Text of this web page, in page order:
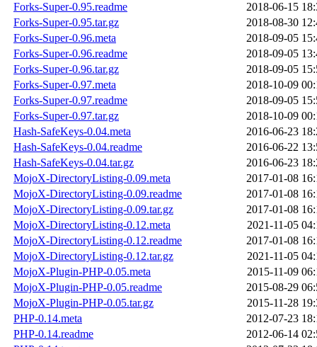
Forks-Super-0.95.readme
2018-06-15
Forks-Super-0.95.tar.gz
2018-08-30
Forks-Super-0.96.meta
2018-09-05
Forks-Super-0.96.readme
2018-09-05
Forks-Super-0.96.tar.gz
2018-09-05
Forks-Super-0.97.meta
2018-10-09
Forks-Super-0.97.readme
2018-09-05
Forks-Super-0.97.tar.gz
2018-10-09
Hash-SafeKeys-0.04.meta
2016-06-23
Hash-SafeKeys-0.04.readme
2016-06-22
Hash-SafeKeys-0.04.tar.gz
2016-06-23
MojoX-DirectoryListing-0.09.meta
2017-01-08
MojoX-DirectoryListing-0.09.readme
2017-01-08
MojoX-DirectoryListing-0.09.tar.gz
2017-01-08
MojoX-DirectoryListing-0.12.meta
2021-11-05
MojoX-DirectoryListing-0.12.readme
2017-01-08
MojoX-DirectoryListing-0.12.tar.gz
2021-11-05
MojoX-Plugin-PHP-0.05.meta
2015-11-09
MojoX-Plugin-PHP-0.05.readme
2015-08-29
MojoX-Plugin-PHP-0.05.tar.gz
2015-11-28
PHP-0.14.meta
2012-07-23
PHP-0.14.readme
2012-06-14